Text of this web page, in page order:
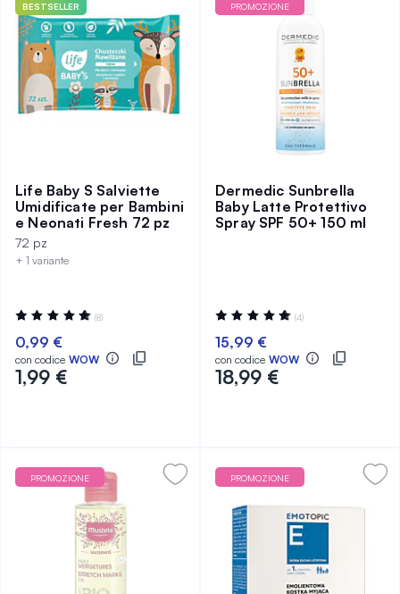
BESTSELLER
Life Baby S Salviette
Umidificate per Bambini
e Neonati Fresh 72 pz
72 pz
+ 1 variante
Valutazione:
98%
(8)
0,99 €
con codice WOW
1,99 €
PROMOZIONE
Dermedic Sunbrella
Baby Latte Protettivo
Spray SPF 50+ 150 ml
Valutazione:
100%
(4)
15,99 €
con codice WOW
18,99 €
PROMOZIONE PROMOZIONE